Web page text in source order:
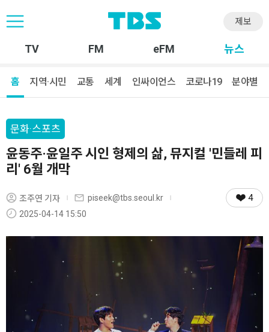
제보
TV FM eFM 뉴스
홈 지역·시민 교통 세계 인싸이언스 코로나19 분야별
문화·스포츠
윤동주·윤일주 시인 형제의 삶, 뮤지컬 '민들레 피
리' 6월 개막
조주연 기자
piseek@tbs.seoul.kr
2025-04-14 15:50
4